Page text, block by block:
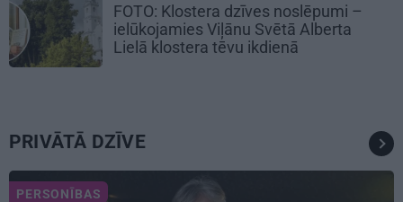
FOTO: Klostera dzīves noslēpumi –
ielūkojamies Viļānu Svētā Alberta
Lielā klostera tēvu ikdienā
PRIVĀTĀ DZĪVE
PERSONĪBAS